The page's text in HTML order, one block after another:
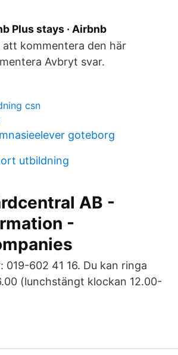
Plus stays · Airbnb
att kommentera den här
Avbryt svar.
csn
goteborg
utbildning
AB -
-
019-602 41 16. Du kan ringa
(lunchstängt klockan 12.00-